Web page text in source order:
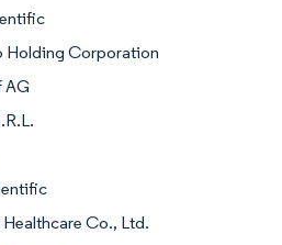
Holding Corporation
AG
Co., Ltd.